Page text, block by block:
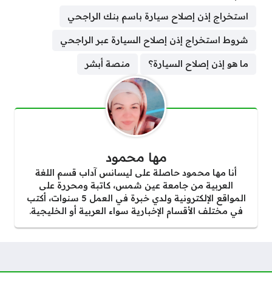
استخراج إذن إصلاح سيارة باسم بنك الراجحي
شروط استخراج إذن إصلاح السيارة عبر الراجحي
ما هو إذن إصلاح السيارة؟ منصة أبشر
مها محمود
أنا مها محمود حاصلة على ليسانس آداب قسم اللغة
العربية من جامعة عين شمس، كاتبة ومحررة على
المواقع الإلكترونية ولدي خبرة في العمل 5 سنوات، أكتب
في مختلف الأقسام الإخبارية سواء العربية أو الخليجية.